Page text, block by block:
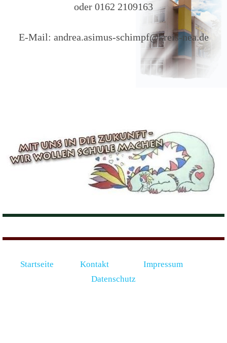
oder 0162 2109163
E-Mail: andrea.asimus-schimpf@kreis-nea.de
Startseite Kontakt
Impressum
Datenschutz